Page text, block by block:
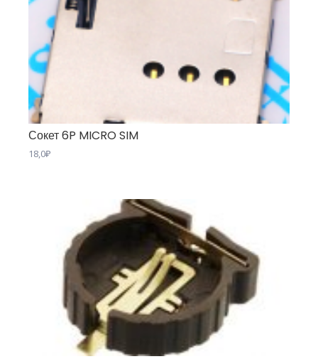
Сокет 6P MICRO SIM
18,0₽